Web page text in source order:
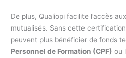
De plus, Qualiopi facilite l’accès
mutualisés. Sans cette
peuvent plus bénéficier de fonds
Personnel de Formation (CPF) ou